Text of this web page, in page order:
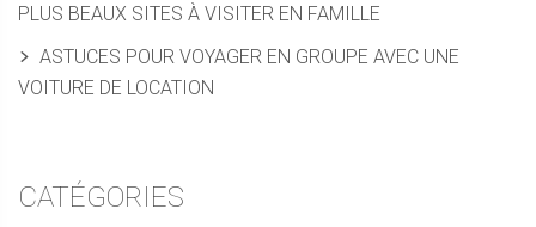
PLUS BEAUX SITES À VISITER EN FAMILLE
ASTUCES POUR VOYAGER EN GROUPE AVEC UNE
VOITURE DE LOCATION
CATÉGORIES